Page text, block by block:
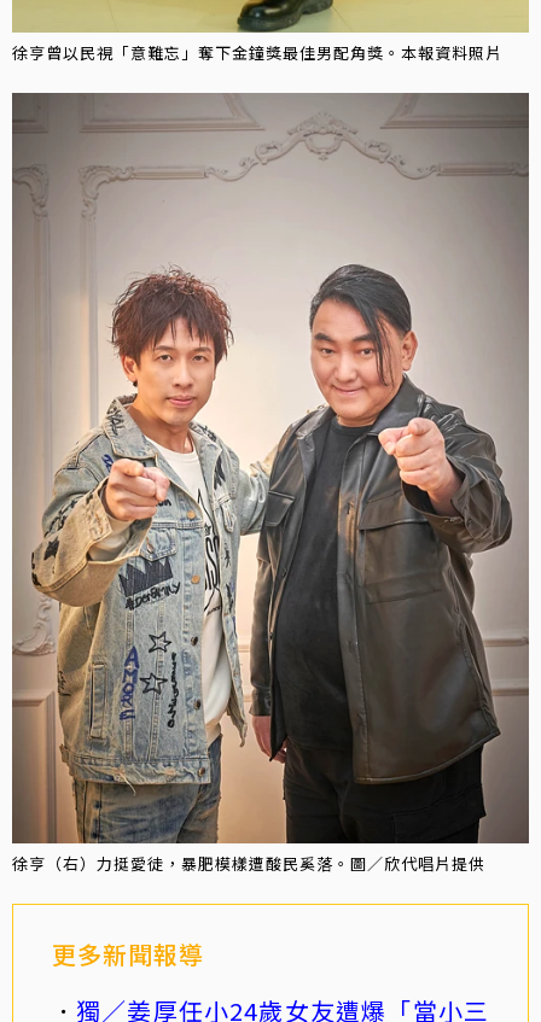
徐亨曾以民視「意難忘」奪下金鐘獎最佳男配角獎。本報資料照片
徐亨（右）力挺愛徒，暴肥模樣遭酸民奚落。圖／欣代唱片提供
更多新聞報導
獨／姜厚任小24歲女友遭爆「當小三